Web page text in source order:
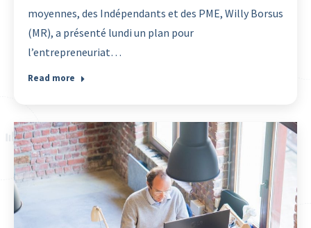
moyennes, des Indépendants et des PME, Willy Borsus
(MR), a présenté lundi un plan pour
l’entrepreneuriat…
Read more